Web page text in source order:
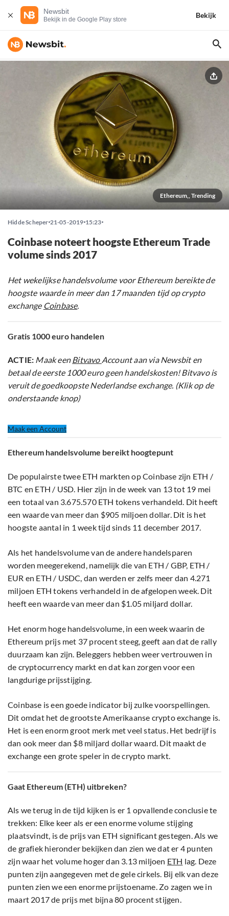
Newsbit
Bekijk in de Google Play store
Bekijk
Ethereum,, Trending
Hidde Scheper 21-05-2019 15:23
Coinbase noteert hoogste Ethereum Trade
volume sinds 2017
Het wekelijkse handelsvolume voor Ethereum bereikte de
hoogste waarde in meer dan 17 maanden tijd op crypto
exchange Coinbase.
Gratis 1000 euro handelen
ACTIE: Maak eenBitvavo Account aan via Newsbit en
betaal de eerste 1000 euro geen handelskosten! Bitvavo is
veruit de goedkoopste Nederlandse exchange. (Klik op de
onderstaande knop)
Maak een Account
Ethereum handelsvolume bereikt hoogtepunt
De populairste twee ETH markten op Coinbase zijn ETH /
BTC en ETH / USD. Hier zijn in de week van 13 tot 19 mei
een totaal van 3.675.570 ETH tokens verhandeld. Dit heeft
een waarde van meer dan $905 miljoen dollar. Dit is het
hoogste aantal in 1 week tijd sinds 11 december 2017.
Als het handelsvolume van de andere handelsparen
worden meegerekend, namelijk die van ETH / GBP, ETH /
EUR en ETH / USDC, dan werden er zelfs meer dan 4.271
miljoen ETH tokens verhandeld in de afgelopen week. Dit
heeft een waarde van meer dan $1.05 miljard dollar.
Het enorm hoge handelsvolume, in een week waarin de
Ethereum prijs met 37 procent steeg, geeft aan dat de rally
duurzaam kan zijn. Beleggers hebben weer vertrouwen in
de cryptocurrency markt en dat kan zorgen voor een
langdurige prijsstijging.
Coinbase is een goede indicator bij zulke voorspellingen.
Dit omdat het de grootste Amerikaanse crypto exchange is.
Het is een enorm groot merk met veel status. Het bedrijf is
dan ook meer dan $8 miljard dollar waard. Dit maakt de
exchange een grote speler in de crypto markt.
Gaat Ethereum (ETH) uitbreken?
Als we terug in de tijd kijken is er 1 opvallende conclusie te
trekken: Elke keer als er een enorme volume stijging
plaatsvindt, is de prijs van ETH significant gestegen. Als we
de grafiek hieronder bekijken dan zien we dat er 4 punten
zijn waar het volume hoger dan 3.13 miljoen ETH lag. Deze
punten zijn aangegeven met de gele cirkels. Bij elk van deze
punten zien we een enorme prijstoename. Zo zagen we in
maart 2017 de prijs met bijna 80 procent stijgen.